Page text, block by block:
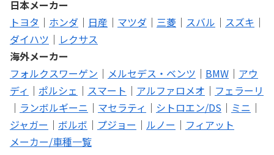
日本メーカー
トヨタ ｜ ホンダ ｜ 日産 ｜ マツダ ｜ 三菱 ｜ スバル ｜ スズキ ｜
ダイハツ ｜ レクサス
海外メーカー
フォルクスワーゲン ｜ メルセデス・ベンツ ｜ BMW ｜ アウ
ディ ｜ ポルシェ ｜ スマート ｜ アルファロメオ ｜ フェラーリ
｜ ランボルギーニ ｜ マセラティ ｜ シトロエン/DS ｜ ミニ ｜
ジャガー ｜ ボルボ ｜ プジョー ｜ ルノー ｜ フィアット
メーカー/車種一覧